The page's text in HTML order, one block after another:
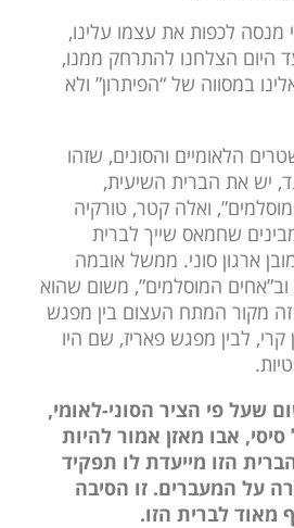
לכפות את עצמו עלינו,
היום הצלחנו להתרחק ממנו,
במסווה של “הפיתרון” ולא
הלאומיים והסונים, שזהו
יש את הברית השיעית,
ואלה קטר, טורקיה
שחמאס שייך לברית
ארגון סוני. ממשל אובמה
המוסלמים”, משום שהוא
מקור המתח העצום בין מפגש
לבין מפגש פאריז, שם היו
שעל פי הציר הסוני-לאומי,
אבו מאזן אמור להיות
הזו מייעדת לו תפקיד
על המעברים. זו הסיבה
מאוד לברית הזו.